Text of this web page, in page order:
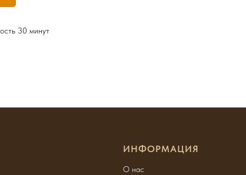
30 минут
ИНФОРМАЦИЯ
О нас